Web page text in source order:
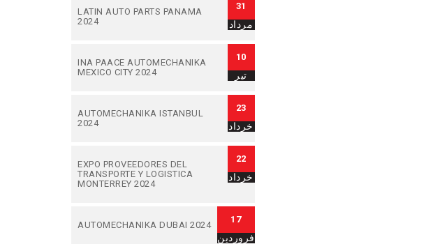
LATIN AUTO PARTS PANAMA
2024
31
مرداد
INA PAACE AUTOMECHANIKA
MEXICO CITY 2024
10
تیر
AUTOMECHANIKA ISTANBUL
2024
23
خرداد
EXPO PROVEEDORES DEL
TRANSPORTE Y LOGISTICA
MONTERREY 2024
22
خرداد
AUTOMECHANIKA DUBAI 2024
17
فروردین